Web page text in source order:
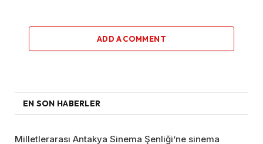
ADD A COMMENT
EN SON HABERLER
Milletlerarası Antakya Sinema Şenliği’ne sinema